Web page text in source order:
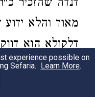
דנדה שהזכיר
מאוד והלא ידוע
דלקולא הוא
אם נוטה יותר
כלל ואסור
experience possible on
Sefaria. Learn More.